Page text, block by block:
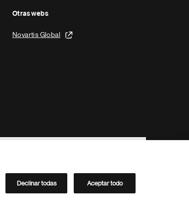
Otras webs
Novartis Global
Directorio de Novartis
Declinar todas Aceptar todo